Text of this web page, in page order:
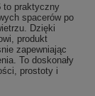
to praktyczny
spacerów po
Dzięki
produkt
zapewniając
To doskonały
prostoty i